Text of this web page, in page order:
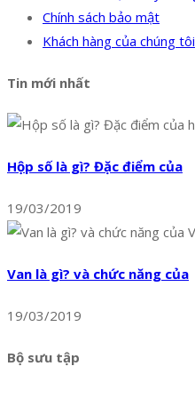
Chính sách bảo mật
Khách hàng của chúng tôi
Tin mới nhất
Hộp số là gì? Đặc điểm của
19/03/2019
Van là gì? và chức năng của
19/03/2019
Bộ sưu tập